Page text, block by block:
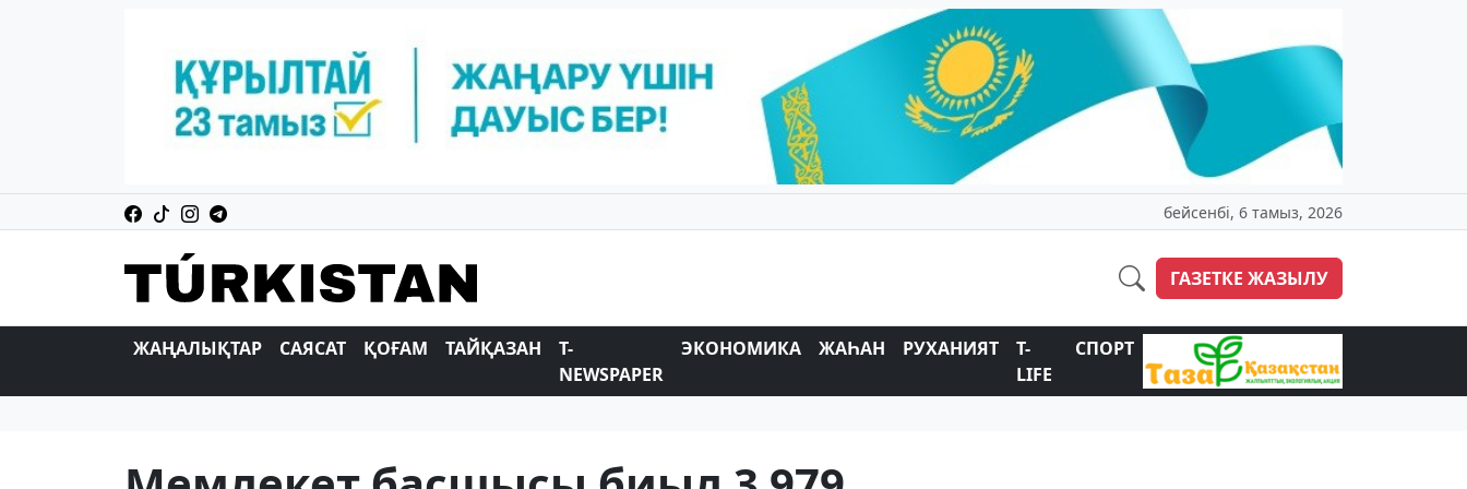
бейсенбі, 6 тамыз, 2026
ГАЗЕТКЕ ЖАЗЫЛУ
ЖАҢАЛЫҚТАР САЯСАТ ҚОҒАМ ТАЙҚАЗАН
T-
NEWSPAPER
ЭКОНОМИКА ЖАҺАН РУХАНИЯТ
T-
LIFE
СПОРТ